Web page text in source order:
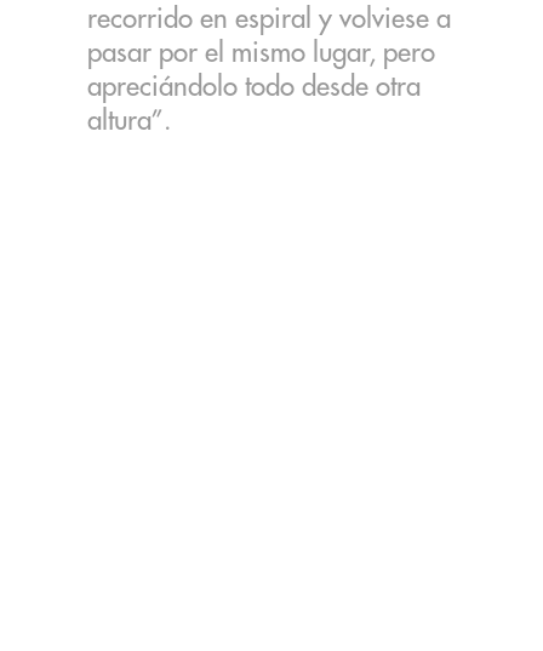
recorrido en espiral y volviese a
pasar por el mismo lugar, pero
apreciándolo todo desde otra
altura”.